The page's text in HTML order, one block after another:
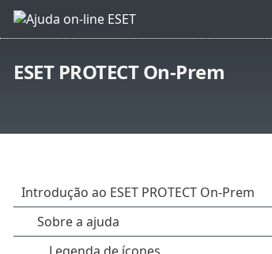
ESET PROTECT On-Prem